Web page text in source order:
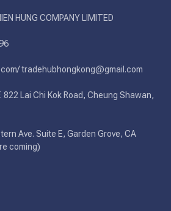
HUNG COMPANY LIMITED
tradehubhongkong@gmail.com
822 Lai Chi Kok Road, Cheung Shawan,
Ave. Suite E, Garden Grove, CA
coming)